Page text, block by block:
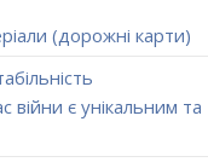
(дорожні карти)
війни є унікальним та